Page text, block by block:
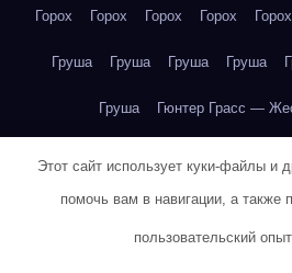
Горох Горох Горох Горох Горох
Груша Груша Груша Груша
Груша Гюнтер Грасс —
Дж. К. Роулинг — Гарри Поттер и
Дж. К. Роулинг — Гарри Поттер и
Этот сайт использует куки-файлы и
помочь вам в навигации, а также
пользовательский опыт.